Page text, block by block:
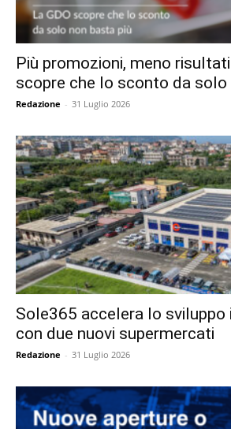
Più promozioni, meno
scopre che lo sconto da solo
Redazione - 31 Luglio 2026
Sole365 accelera lo sviluppo
con due nuovi supermercati
Redazione - 31 Luglio 2026